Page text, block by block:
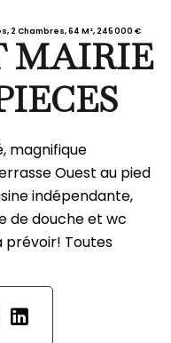
2 Chambres, 64 M², 245 000 €
MAIRIE
magnifique
Ouest au pied
indépendante,
de douche et wc
prévoir! Toutes